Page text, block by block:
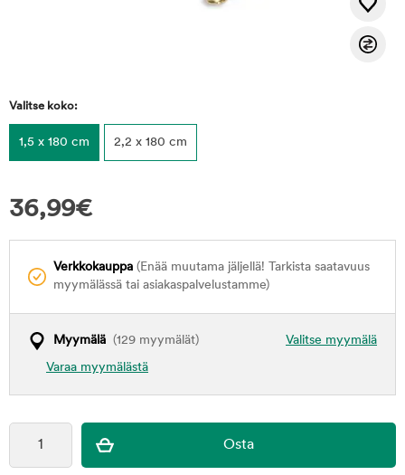
Valitse koko:
1,5 x 180 cm 2,2 x 180 cm
36,99€
Verkkokauppa (Enää muutama jäljellä! Tarkista saatavuus
myymälässä tai asiakaspalvelustamme)
Valitse myymälä
Myymälä (129 myymälät)
Varaa myymälästä